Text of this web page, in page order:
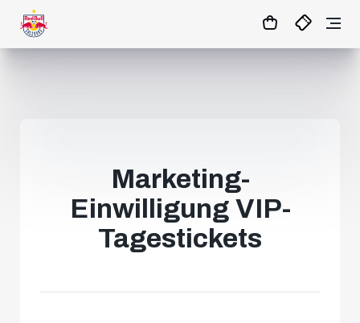
1:19:37 MATCHCENTER
Marketing-
Einwilligung VIP-
Tagestickets